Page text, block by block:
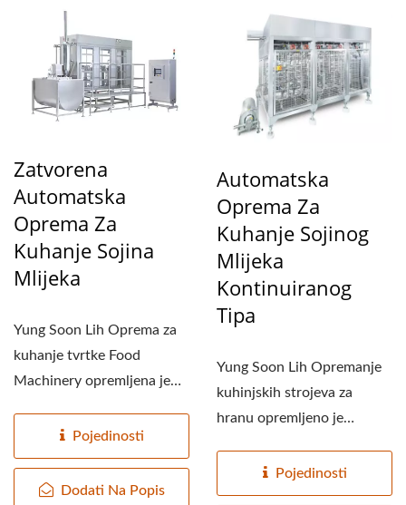
OPREMA ZA
PROIZVODNJU TOFUA,
TVORNICA ZA
PROIZVODNJU TOFUA,
POSTROJENJE ZA
PROIZVODNJU TOFUA,
OPREMA ZA
PROIZVODNJU TOFUA,
TVORNICA ZA
PROIZVODNJU TOFUA,
PROIZVODNA LINIJA ZA
TOFU, CIJENA
PROIZVODNE LINIJE ZA
Zatvorena
Automatska
Oprema Za
Kuhanje Sojina
Mlijeka
Yung Soon Lih Oprema za
kuhanje tvrtke Food
Machinery opremljena je
praćenje...Pojedinosti
Dodati Na Popis
Automatska
Oprema Za
Kuhanje Sojinog
Mlijeka
Kontinuiranog
Tipa
Yung Soon Lih Opremanje
kuhinjskih strojeva za
hranu opremljeno je
praćenje...Pojedinosti